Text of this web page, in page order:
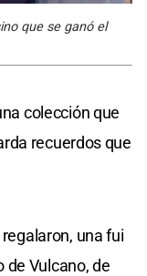
que se ganó el
colección que
recuerdos que
una fui
de Vulcano, de